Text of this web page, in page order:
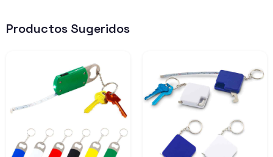
Productos Sugeridos